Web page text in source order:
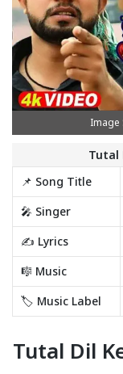
Image
Tutal
📌 Song Title
🎤 Singer
✍️ Lyrics
🎼 Music
🏷️ Music Label
Tutal Dil